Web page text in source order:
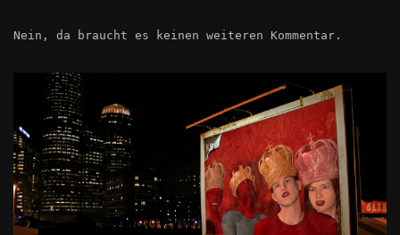
Nein, da braucht es keinen weiteren Kommentar.